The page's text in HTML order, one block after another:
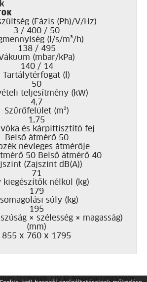
(Fázis (Ph)/V/Hz)
3 / 400 / 50
(l/s/m³/h)
138 / 495
(mbar/kPa)
140 / 14
Tartálytérfogat (l)
50
teljesítmény (kW)
4,7
Szűrőfelület (m²)
1,75
és kárpittisztító fej
Belső átmérő 50
névleges átmérője
50 Belső átmérő 40
(Zajszint dB(A))
71
kiegészítők nélkül (kg)
179
súly (kg)
195
× szélesség × magasság)
(mm)
855 x 760 x 1795
Ipari termékek / IV ID Nagyipari porszívók,